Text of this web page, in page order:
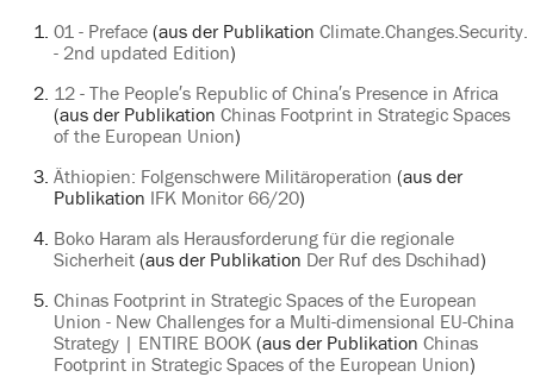
01 - Preface(aus der Publikation Climate.Changes.Security.
- 2nd updated Edition)
12 - The People′s Republic of China′s Presence in Africa
(aus der Publikation Chinas Footprint in Strategic Spaces
of the European Union)
Äthiopien: Folgenschwere Militäroperation (aus der
Publikation IFK Monitor 66/20)
Boko Haram als Herausforderung für die regionale
Sicherheit(aus der Publikation Der Ruf des Dschihad)
Chinas Footprint in Strategic Spaces of the European
Union - New Challenges for a Multi-dimensional EU-China
Strategy | ENTIRE BOOK(aus der Publikation Chinas
Footprint in Strategic Spaces of the European Union)